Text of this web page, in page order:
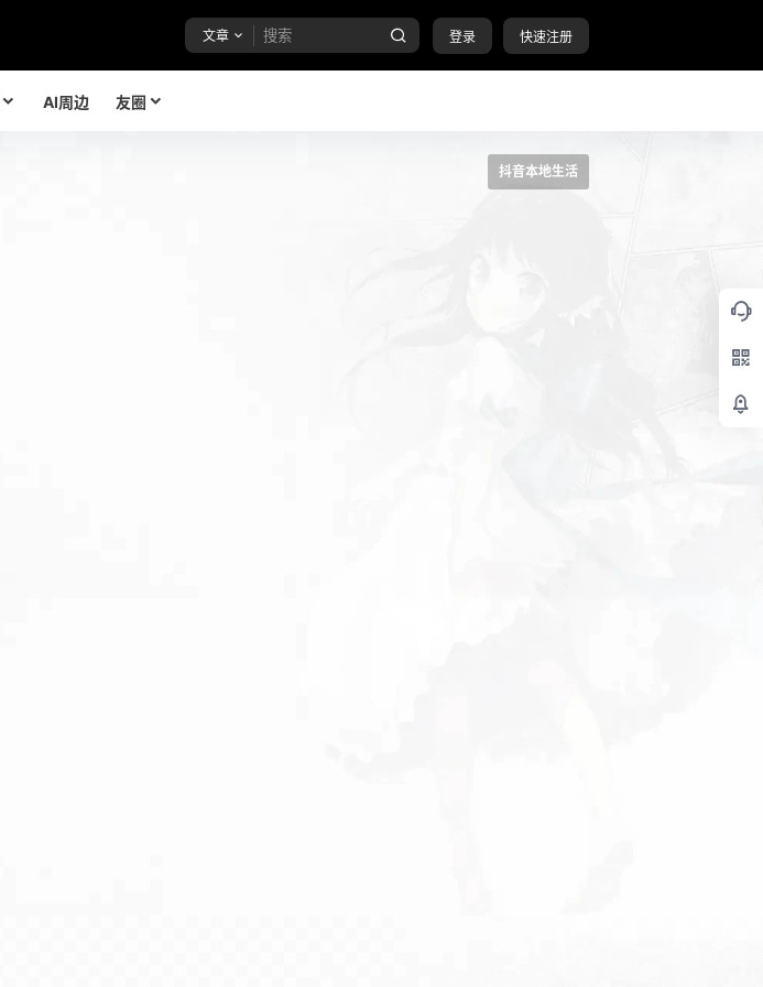
文章 登录 快速注册
AI周边 友圈
抖音本地生活